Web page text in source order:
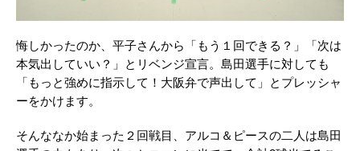
悔しかったのか、平子さんから「もう１回できる？」「次は
本気出していい？」とリベンジ宣言。島田選手に対しても
「もっと強めに指示して！大阪弁で声出して」とプレッシャ
ーをかけます。
そんななか始まった２回戦目、アルコ＆ピースの二人は島田